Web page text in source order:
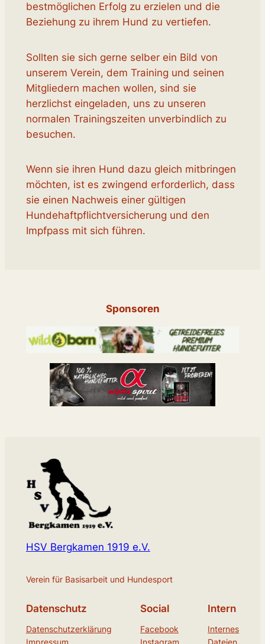
bestmöglichen Erfolg zu erzielen und die
Beziehung zu ihrem Hund zu vertiefen.
Sollten sie sich gerne selber ein Bild von
unserem Verein, dem Training und seinen
Mitgliedern machen wollen, sind sie
herzlichst eingeladen, uns zu unseren
normalen Trainingszeiten unverbindlich zu
besuchen.
Wenn sie ihren Hund dazu gleich mitbringen
möchten, ist es zwingend erforderlich, dass
sie einen Nachweis einer gültigen
Hundehaftpflichtversicherung und den
Impfpass mit sich führen.
Sponsoren
HSV Bergkamen 1919 e.V.
Verein für Basisarbeit und Hundesport
Datenschutz
Datenschutzerklärung
Social
Facebook
Intern
Internes